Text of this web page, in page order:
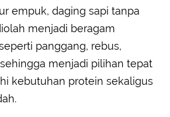
empuk, daging sapi tanpa
menjadi beragam
panggang, rebus,
menjadi pilihan tepat
kebutuhan protein sekaligus